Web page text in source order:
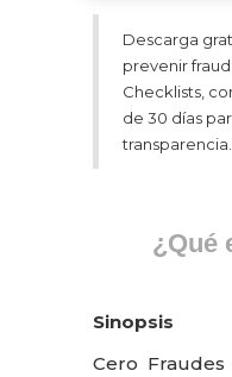
Descarga
prevenir
Checklists,
de 30 días
transparencia.
¿Qué
Sinopsis
Cero